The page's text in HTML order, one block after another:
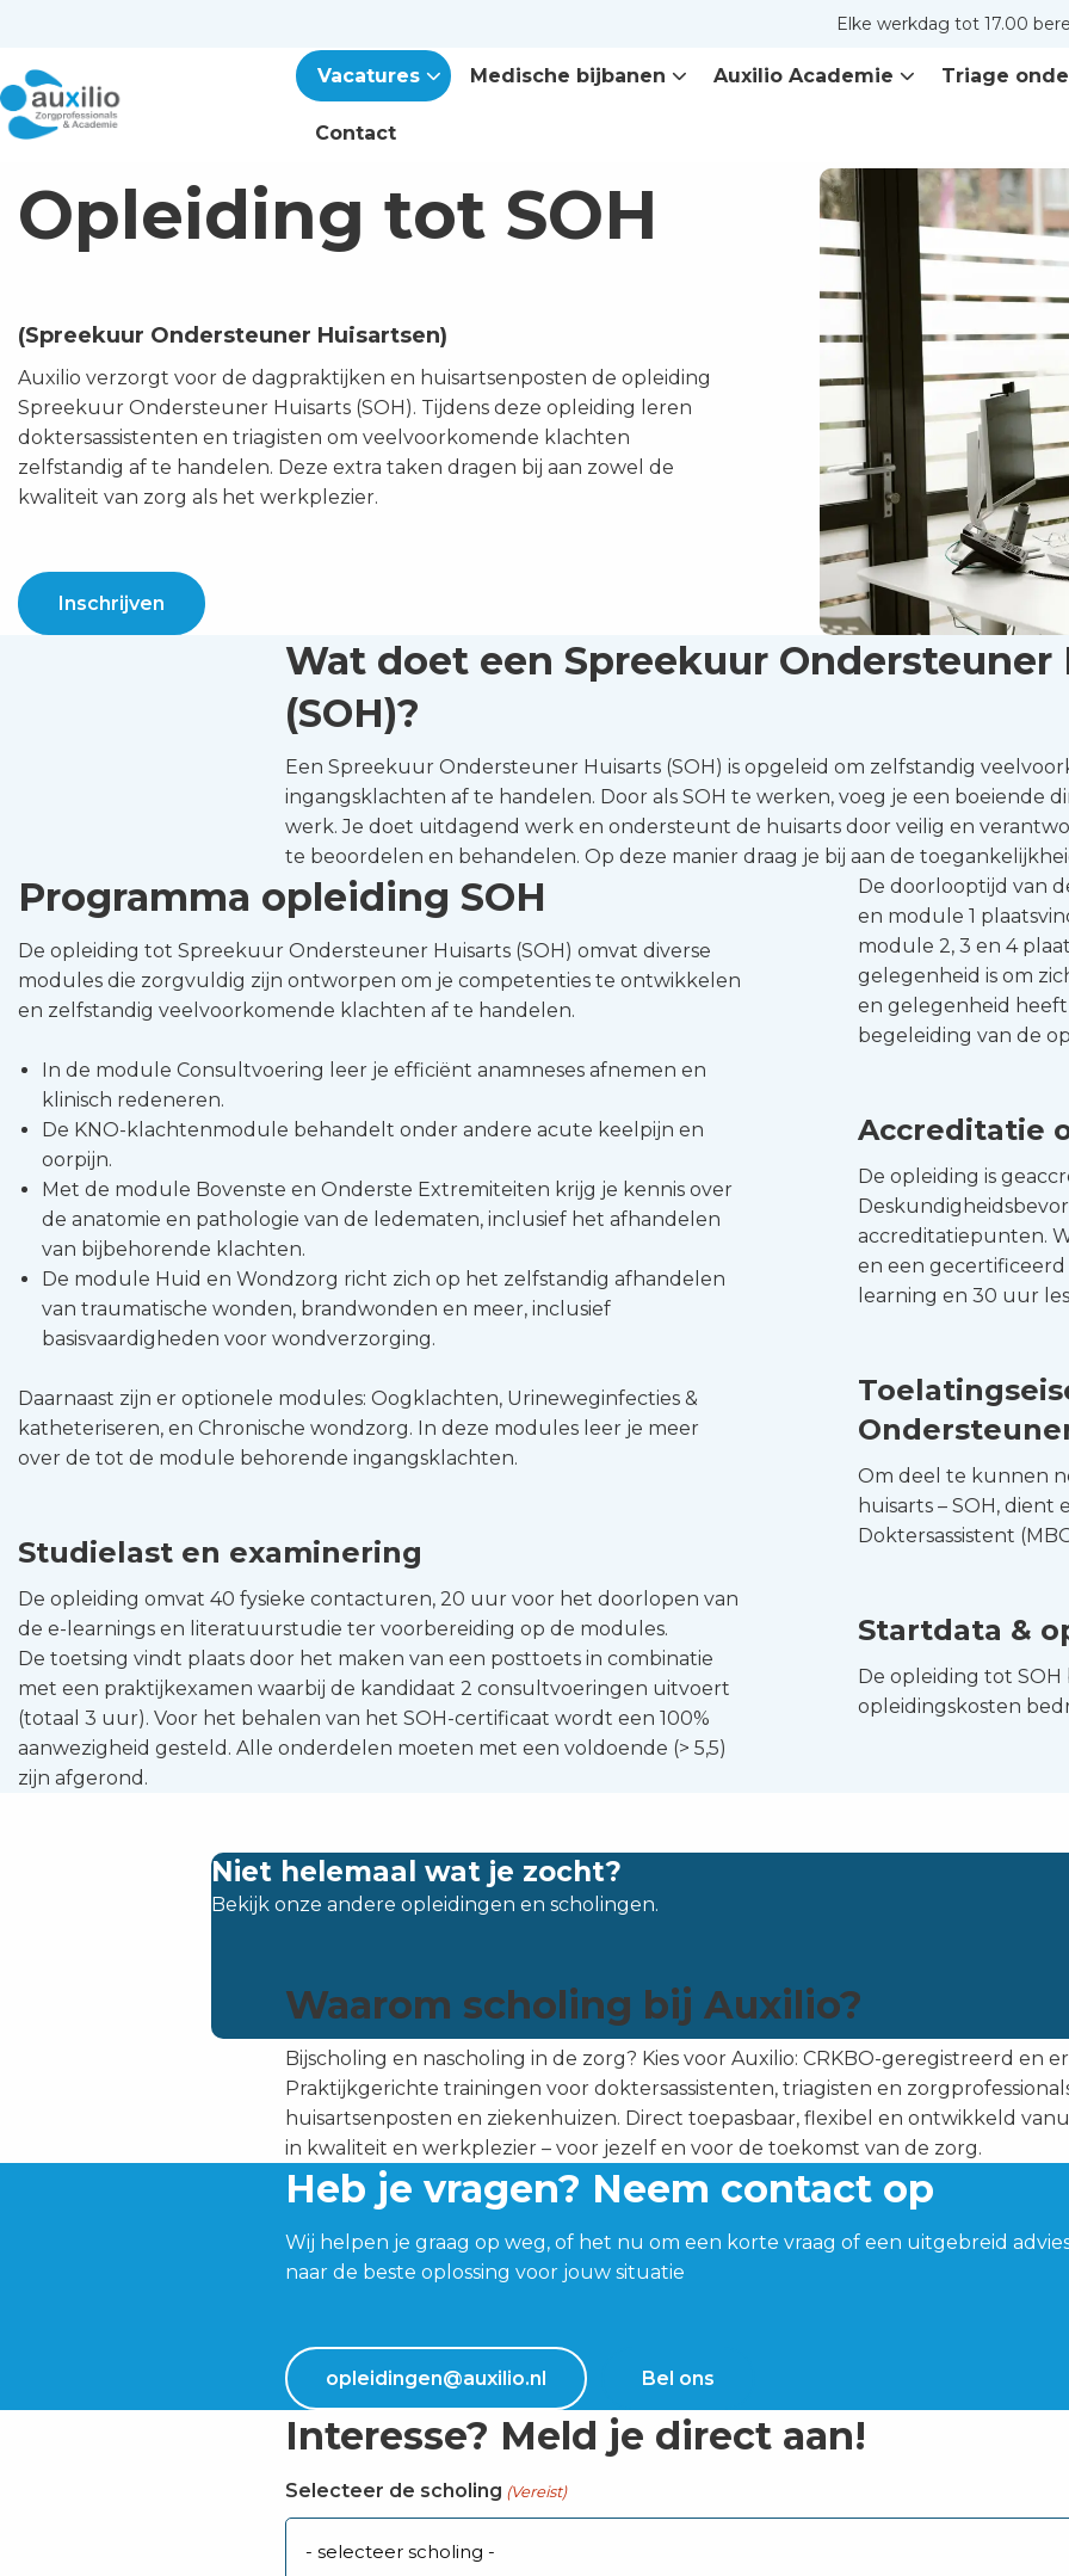
Elke werkdag tot 17.00
Vacatures Medische bijbanen Auxilio Academie Triage
Contact
Opleiding tot SOH
(Spreekuur Ondersteuner Huisartsen)
Auxilio verzorgt voor de dagpraktijken en huisartsenposten de opleiding
Spreekuur Ondersteuner Huisarts (SOH). Tijdens deze opleiding leren
doktersassistenten en triagisten om veelvoorkomende klachten
zelfstandig af te handelen. Deze extra taken dragen bij aan zowel de
kwaliteit van zorg als het werkplezier.
Inschrijven
Wat doet een Spreekuur Ondersteuner
(SOH)?
Een Spreekuur Ondersteuner Huisarts (SOH) is opgeleid om zelfstandig
ingangsklachten af te handelen. Door als SOH te werken, voeg je een boeiende
werk. Je doet uitdagend werk en ondersteunt de huisarts door veilig en
te beoordelen en behandelen. Op deze manier draag je bij aan de
Programma opleiding SOH
De opleiding tot Spreekuur Ondersteuner Huisarts (SOH) omvat diverse
modules die zorgvuldig zijn ontworpen om je competenties te ontwikkelen
en zelfstandig veelvoorkomende klachten af te handelen.
In de module Consultvoering leer je efficiënt anamneses afnemen en
klinisch redeneren.
De KNO-klachtenmodule behandelt onder andere acute keelpijn en
oorpijn.
Met de module Bovenste en Onderste Extremiteiten krijg je kennis over
de anatomie en pathologie van de ledematen, inclusief het afhandelen
van bijbehorende klachten.
De module Huid en Wondzorg richt zich op het zelfstandig afhandelen
van traumatische wonden, brandwonden en meer, inclusief
basisvaardigheden voor wondverzorging.
Daarnaast zijn er optionele modules: Oogklachten, Urineweginfecties &
katheteriseren, en Chronische wondzorg. In deze modules leer je meer
over de tot de module behorende ingangsklachten.
Studielast en examinering
De opleiding omvat 40 fysieke contacturen, 20 uur voor het doorlopen van
de e-learnings en literatuurstudie ter voorbereiding op de modules.
De toetsing vindt plaats door het maken van een posttoets in combinatie
met een praktijkexamen waarbij de kandidaat 2 consultvoeringen uitvoert
(totaal 3 uur). Voor het behalen van het SOH-certificaat wordt een 100%
aanwezigheid gesteld. Alle onderdelen moeten met een voldoende (> 5,5)
zijn afgerond.
De doorlooptijd van
en module 1
module 2, 3 en 4
gelegenheid is om
en gelegenheid
begeleiding van de
Accreditatie
De opleiding is
accreditatiepunten.
en een
learning en 30 uur
Om deel te kunnen
huisarts – SOH,
Doktersassistent
Startdata &
De opleiding tot
opleidingskosten
Niet helemaal wat je zocht?
Bekijk onze andere opleidingen en scholingen.
Waarom scholing bij Auxilio?
Bijscholing en nascholing in de zorg? Kies voor Auxilio: CRKBO-geregistreerd en
Praktijkgerichte trainingen voor doktersassistenten, triagisten en
huisartsenposten en ziekenhuizen. Direct toepasbaar, flexibel en ontwikkeld
in kwaliteit en werkplezier – voor jezelf en voor de toekomst van de zorg.
Heb je vragen? Neem contact op
Wij helpen je graag op weg, of het nu om een korte vraag of een uitgebreid
naar de beste oplossing voor jouw situatie
opleidingen@auxilio.nl Bel ons
Interesse? Meld je direct aan!
Selecteer de scholing (Vereist)